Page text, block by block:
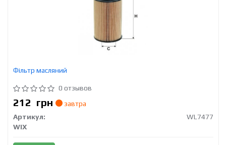
Фільтр масляний
0 отзывов
212 грн
завтра
Артикул:
WL7477
WIX